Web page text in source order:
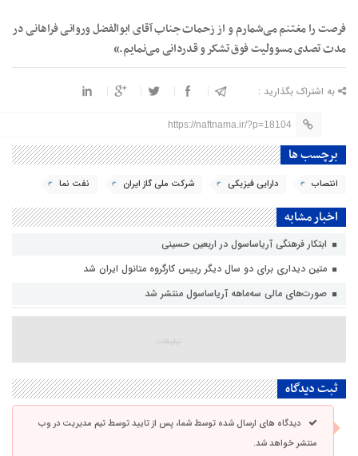
فرصت را مغتنم می‌شمارم و از زحمات جناب آقای ابوالفضل وروانی فراهانی در
مدت تصدی مسوولیت فوق تشکر و قدردانی می‌نمایم.»
به اشتراک بگذارید :
https://naftnama.ir/?p=18104
برچسب ها
انتصاب دارایی فیزیکی شرکت ملی گاز ایران نفت نما
اخبار مشابه
ابتکار فرهنگی آریاساسول در اربعین حسینی
متین دیداری برای دو سال دیگر رییس کارگروه متانول ایران شد
صورت‌های مالی سه‌ماهه آریاساسول منتشر شد
ثبت دیدگاه
دیدگاه های ارسال شده توسط شما، پس از تایید توسط تیم مدیریت در وب
منتشر خواهد شد.